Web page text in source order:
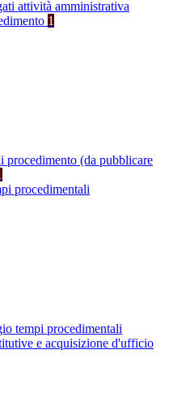
attività amministrativa
1
procedimento (da pubblicare
procedimentali
tempi procedimentali
e acquisizione d'ufficio